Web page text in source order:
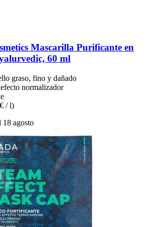
Mascarilla Purificante en
60 ml
graso, fino y dañado
normalizador
/ l)
18 agosto